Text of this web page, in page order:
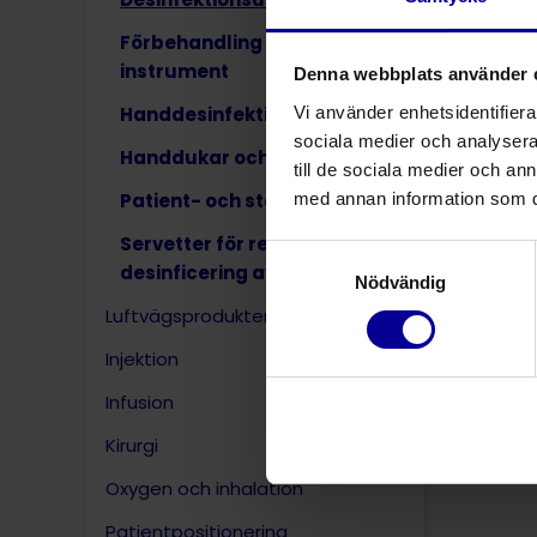
Denna webbplats använder
Vi använder
sociala medier och
till de sociala medier och
med annan information som
Samtyckesval
Nödvändig
Förbehandling av smutsiga
instrument
Handdesinfektion
Handdukar och badlakan
Patient- och stödkuddar
Servetter för rengöring och
desinficering av ytor
Luftvägsprodukter
Injektion
Infusion
Kirurgi
Oxygen och inhalation
Patientpositionering